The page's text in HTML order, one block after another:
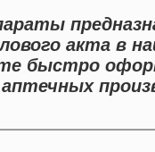
акта в
быстро